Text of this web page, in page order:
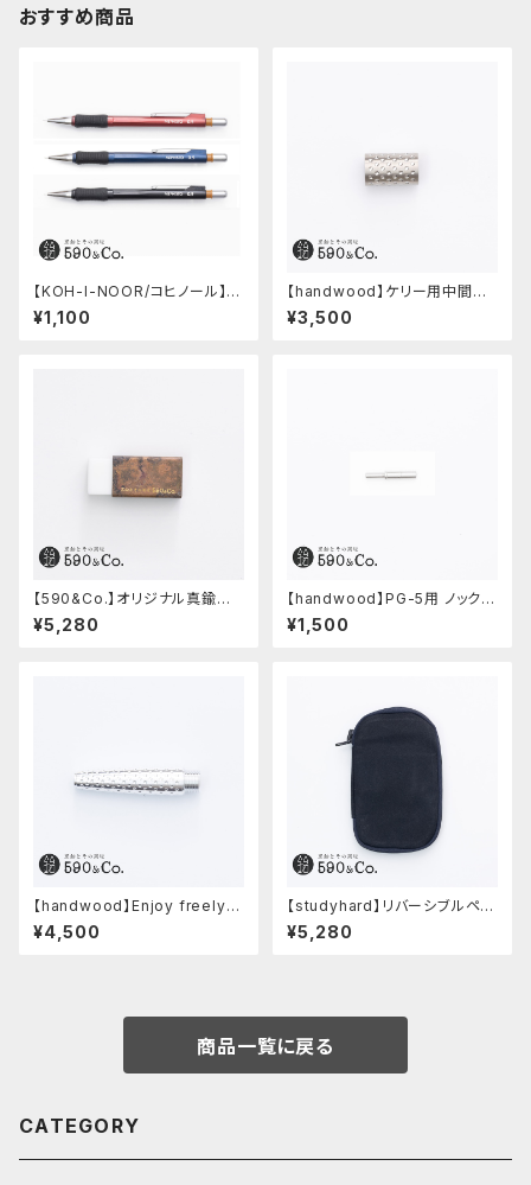
おすすめ商品
【KOH-I-NOOR/コヒノール】M
ephisto profi 5035シャープ
ペンシル(0.5mm)
¥1,100
【handwood】ケリー用中間パ
ーツ/カスタムグリップ (ディンプ
ル/ステンレス)
¥3,500
【590&Co.】オリジナル真鍮消
しゴムカバー (糠焼き)
¥5,280
【handwood】PG-5用 ノックボ
タン (超々ジュラルミン)
¥1,500
【handwood】Enjoy freely
前軸・ディンプル(ジュラルミン)
¥4,500
【studyhard】リバーシブルペン
ケース (ブラック)
¥5,280
商品一覧に戻る
CATEGORY